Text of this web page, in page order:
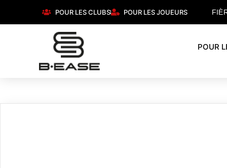
POUR LES CLUBS POUR LES JOUEURS
POUR